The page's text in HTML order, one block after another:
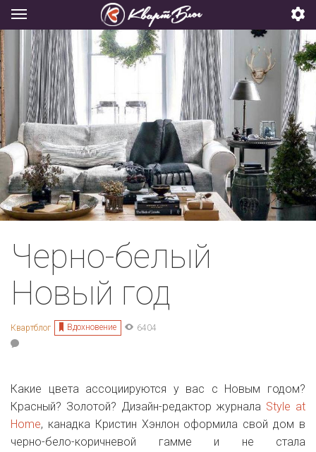
Черно-белый
Новый год
Квартблог Вдохновение 6404
Какие цвета ассоциируются у вас с Новым годом?
Красный? Золотой? Дизайн-редактор журнала Style at
Home, канадка Кристин Хэнлон оформила свой дом в
черно-бело-коричневой гамме и не стала